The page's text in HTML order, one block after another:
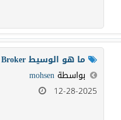
ما هو الوسيط Broker وكيف...
بواسطة mohsen
12-28-2025